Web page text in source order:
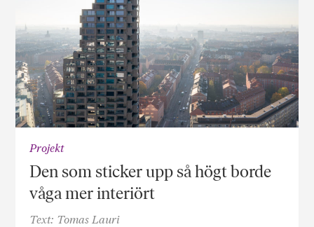
Projekt
Den som sticker upp så högt borde
våga mer interiört
Text: Tomas Lauri